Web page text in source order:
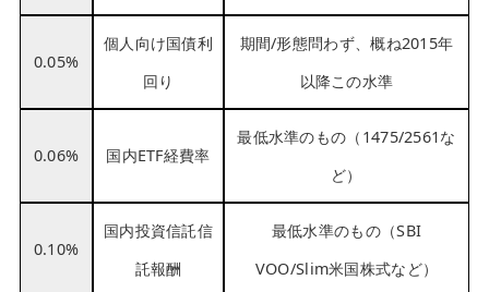
0.05%
個人向け国債利
回り
期間/形態問わず、概ね2015年
以降この水準
0.06% 国内ETF経費率
最低水準のもの（1475/2561な
ど）
0.10%
国内投資信託信
託報酬
最低水準のもの（SBI
VOO/Slim米国株式など）